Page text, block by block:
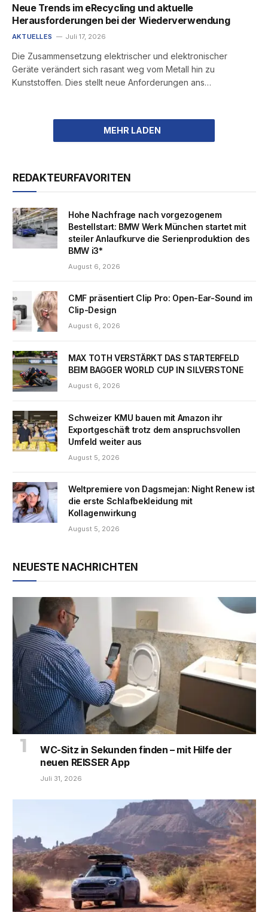
Neue Trends im eRecycling und aktuelle
Herausforderungen bei der Wiederverwendung
AKTUELLES Juli 17, 2026
Die Zusammensetzung elektrischer und elektronischer
Geräte verändert sich rasant weg vom Metall hin zu
Kunststoffen. Dies stellt neue Anforderungen ans…
REDAKTEURFAVORITEN
Hohe Nachfrage nach vorgezogenem
Bestellstart: BMW Werk München startet mit
steiler Anlaufkurve die Serienproduktion des
BMW i3*
August 6, 2026
CMF präsentiert Clip Pro: Open-Ear-Sound im
Clip-Design
August 6, 2026
MAX TOTH VERSTÄRKT DAS STARTERFELD
BEIM BAGGER WORLD CUP IN SILVERSTONE
August 6, 2026
Schweizer KMU bauen mit Amazon ihr
Exportgeschäft trotz dem anspruchsvollen
Umfeld weiter aus
August 5, 2026
Weltpremiere von Dagsmejan: Night Renew ist
die erste Schlafbekleidung mit
Kollagenwirkung
August 5, 2026
NEUESTE NACHRICHTEN
WC-Sitz in Sekunden finden – mit Hilfe der
neuen REISSER App
Juli 31, 2026